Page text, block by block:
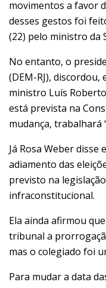
movimentos a favor
desses gestos foi
(22) pelo ministro da
No entanto, o
(DEM-RJ), discordou,
ministro Luís
está prevista na
mudança, trabalhará
Já Rosa Weber
adiamento das
previsto na
infraconstitucional.
Ela ainda afirmou
tribunal a
mas o colegiado foi
Para mudar a data